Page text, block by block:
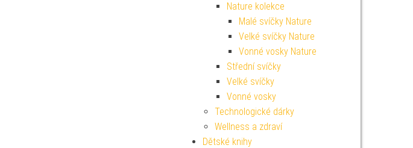
Nature kolekce
Malé svíčky Nature
Velké svíčky Nature
Vonné vosky Nature
Střední svíčky
Velké svíčky
Vonné vosky
Technologické dárky
Wellness a zdraví
Dětské knihy